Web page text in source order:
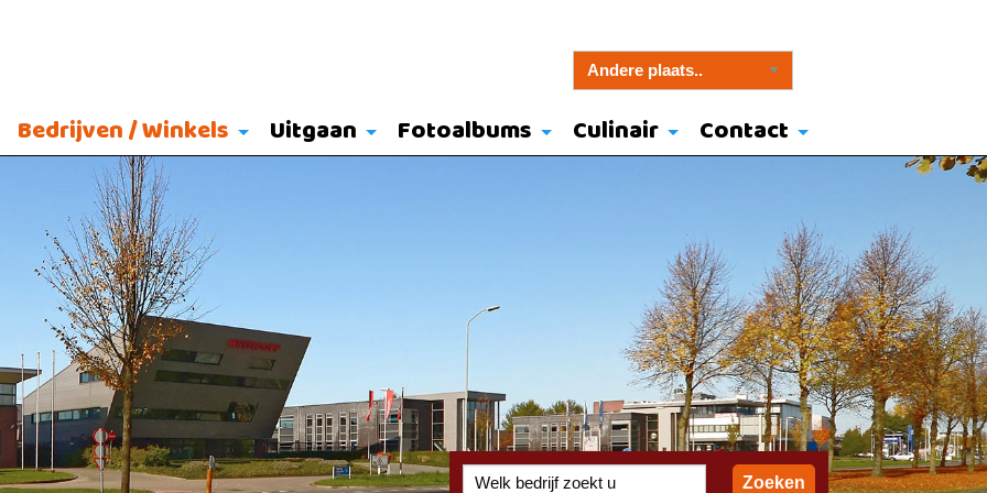
Bedrijven / Winkels Uitgaan Fotoalbums Culinair Contact